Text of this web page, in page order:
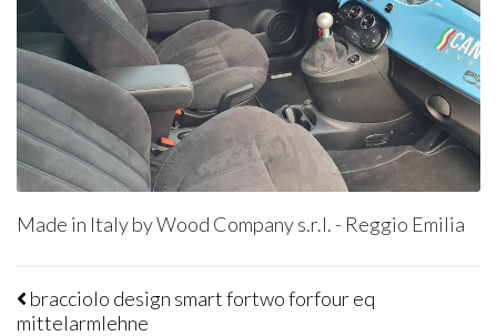
Made in Italy by Wood Company s.r.l. - Reggio Emilia
bracciolo design smart fortwo forfour eq
mittelarmlehne